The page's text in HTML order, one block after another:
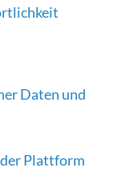
Daten und
Plattform